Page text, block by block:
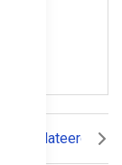
Gerelateerde